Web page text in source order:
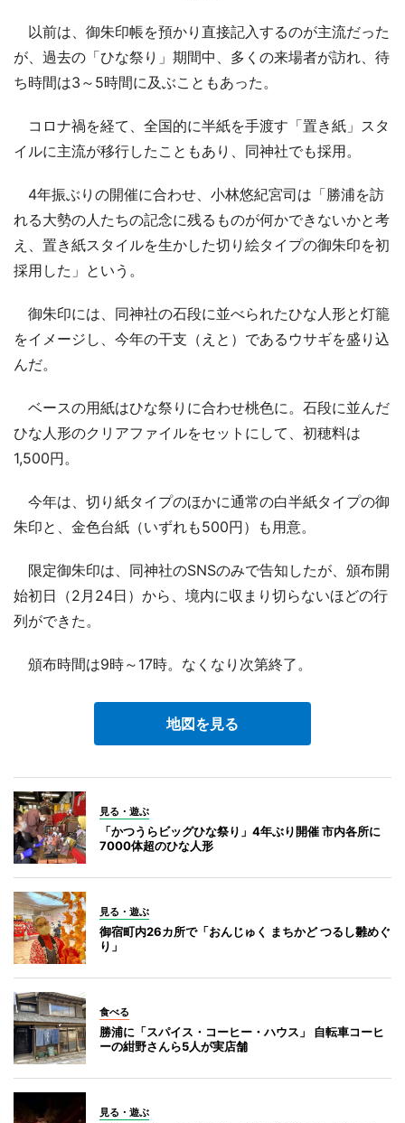
以前は、御朱印帳を預かり直接記入するのが主流だった
が、過去の「ひな祭り」期間中、多くの来場者が訪れ、待
ち時間は3～5時間に及ぶこともあった。
コロナ禍を経て、全国的に半紙を手渡す「置き紙」スタ
イルに主流が移行したこともあり、同神社でも採用。
4年振ぶりの開催に合わせ、小林悠紀宮司は「勝浦を訪
れる大勢の人たちの記念に残るものが何かできないかと考
え、置き紙スタイルを生かした切り絵タイプの御朱印を初
採用した」という。
御朱印には、同神社の石段に並べられたひな人形と灯籠
をイメージし、今年の干支（えと）であるウサギを盛り込
んだ。
ベースの用紙はひな祭りに合わせ桃色に。石段に並んだ
ひな人形のクリアファイルをセットにして、初穂料は
1,500円。
今年は、切り紙タイプのほかに通常の白半紙タイプの御
朱印と、金色台紙（いずれも500円）も用意。
限定御朱印は、同神社のSNSのみで告知したが、頒布開
始初日（2月24日）から、境内に収まり切らないほどの行
列ができた。
頒布時間は9時～17時。なくなり次第終了。
地図を見る
見る・遊ぶ
「かつうらビッグひな祭り」4年ぶり開催 市内各所に
7000体超のひな人形
見る・遊ぶ
御宿町内26カ所で「おんじゅく まちかど つるし雛めぐ
り」
食べる
勝浦に「スパイス・コーヒー・ハウス」 自転車コーヒ
ーの紺野さんら5人が実店舗
見る・遊ぶ